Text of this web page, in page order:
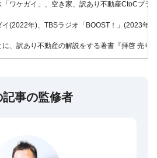
ワケガイ」、空き家、訳あり不動産CtoCプラ
(2022年)、TBSラジオ「BOOST！」(2023年
、訳あり不動産の解説をする著書『拝啓 売
記事の監修者